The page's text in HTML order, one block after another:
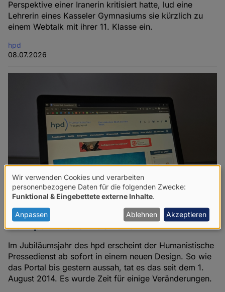
Perspektive einer Iranerin kritisiert hatte, lud eine
Lehrerin eines Kasseler Gymnasiums sie kürzlich zu
einem Webtalk mit ihrer 11. Klasse ein.
hpd
08.07.2026
Der hpd in neuem Gewand
Im Jubiläumsjahr des hpd erscheint der Humanistische
Pressedienst ab sofort in einem neuen Design. So wie
das Portal bis gestern aussah, tat es das seit dem 1.
August 2014. Es wurde Zeit für einige Veränderungen.
Verwendung
von
personenbezogenen
Daten
und
Cookies
Wir verwenden Cookies und verarbeiten
personenbezogene Daten für die folgenden Zwecke:
Funktional & Eingebettete externe Inhalte
Anpassen Ablehnen Akzeptieren